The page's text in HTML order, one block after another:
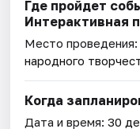
Где пройдет
Интерактивная
Место
народного
Когда
Дата и время:30